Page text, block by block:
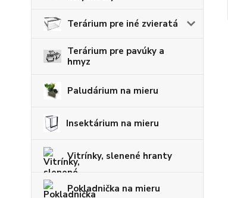
Terárium pre iné zvieratá
Terárium pre pavúky a
hmyz
Paludárium na mieru
Insektárium na mieru
Vitrínky, slenené hranty
Pokladnička na mieru